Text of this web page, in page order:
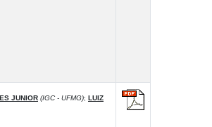
JUNIOR (IGC - UFMG); LUIZ